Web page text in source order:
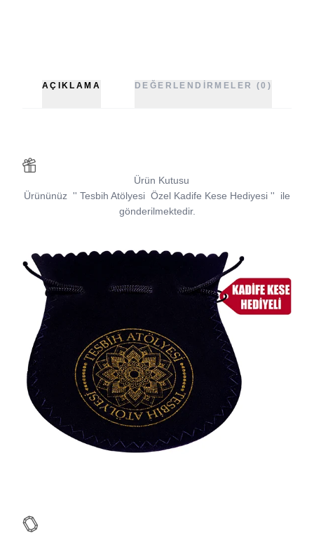
AÇIKLAMA DEĞERLENDIRMELER (0)
Ürün Kutusu
Ürününüz '' Tesbih Atölyesi Özel Kadife Kese Hediyesi ''
ile
gönderilmektedir.